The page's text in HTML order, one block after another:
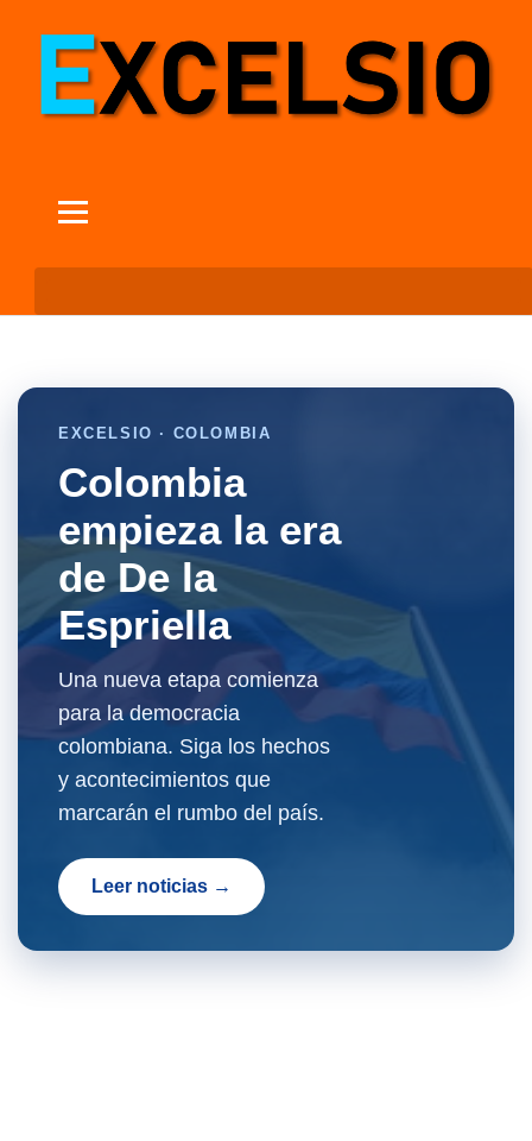
EXCELSIO · COLOMBIA
Colombia
empieza la era
de De la
Espriella
Una nueva etapa comienza
para la democracia
colombiana. Siga los hechos
y acontecimientos que
marcarán el rumbo del país.
Leer noticias →